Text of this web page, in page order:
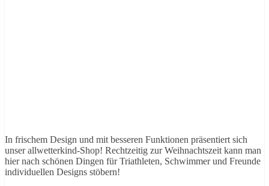
In frischem Design und mit besseren Funktionen präsentiert sich
unser allwetterkind-Shop! Rechtzeitig zur Weihnachtszeit kann man
hier nach schönen Dingen für Triathleten, Schwimmer und Freunde
individuellen Designs stöbern!